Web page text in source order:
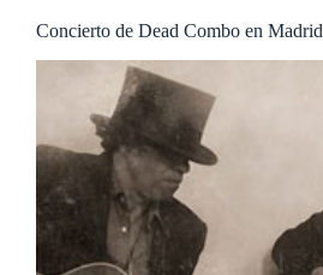
Concierto de Dead Combo en Madrid